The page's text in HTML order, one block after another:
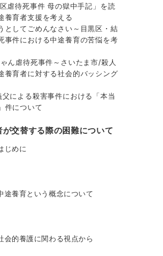
区虐待死事件 母の獄中手記」を読
養育者支援を考える
としてごめんなさい～目黒区・結
事件における中途養育の苦悩を考
ん虐待死事件～さいたま市/殺人
養育者に対する社会的バッシング
による殺害事件における「本当
件について
が交替する際の困難について
じめに
途養育という概念について
会的養護に関わる視点から